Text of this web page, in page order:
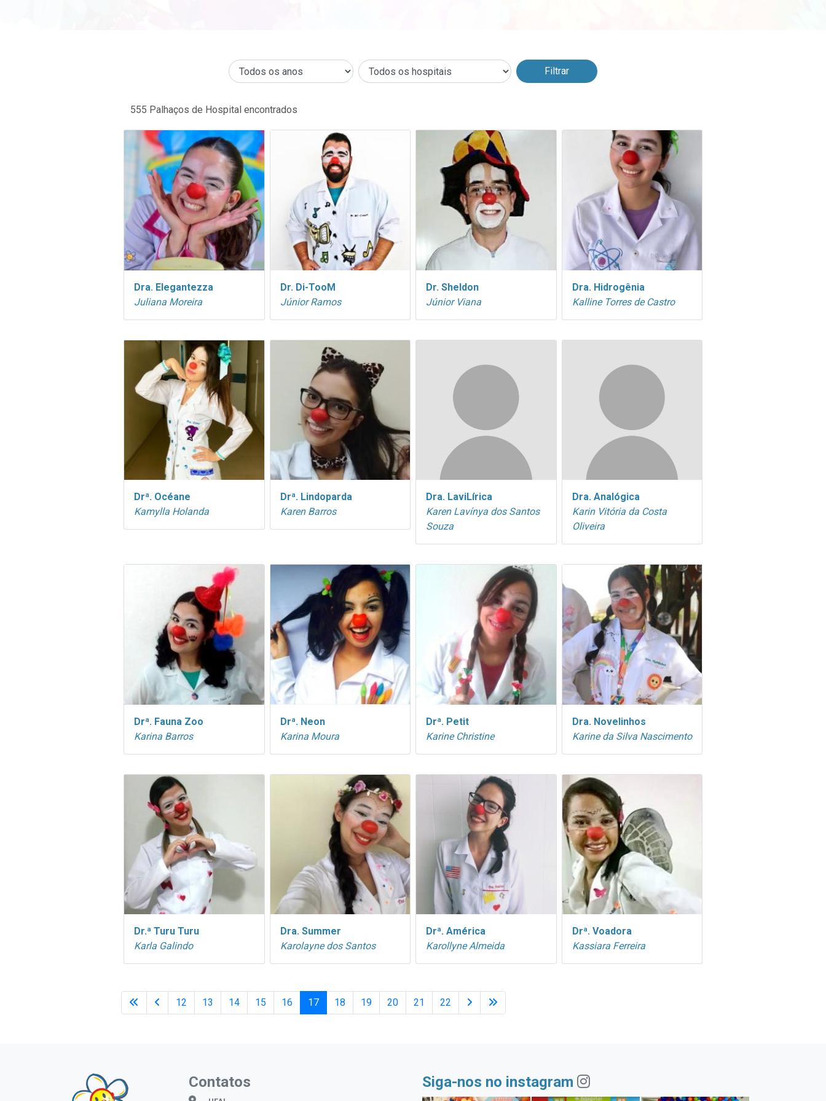
555 Palhaços de Hospital encontrados
Dra. Elegantezza
Juliana Moreira
Dr. Di-TooM
Júnior Ramos
Dr. Sheldon
Júnior Viana
Dra. Hidrogênia
Kalline Torres de Castro
Drª. Océane
Kamylla Holanda
Drª. Lindoparda
Karen Barros
Dra. LaviLírica
Karen Lavínya dos Santos
Souza
Dra. Analógica
Karin Vitória da Costa
Oliveira
Drª. Fauna Zoo
Karina Barros
Drª. Neon
Karina Moura
Drª. Petit
Karine Christine
Dra. Novelinhos
Karine da Silva Nascimento
Dr.ª Turu Turu
Karla Galindo
Dra. Summer
Karolayne dos Santos
Drª. América
Karollyne Almeida
Drª. Voadora
Kassiara Ferreira
12 13 14 15 16 17 18 19 20 21 22
Contatos Siga-nos no instagram